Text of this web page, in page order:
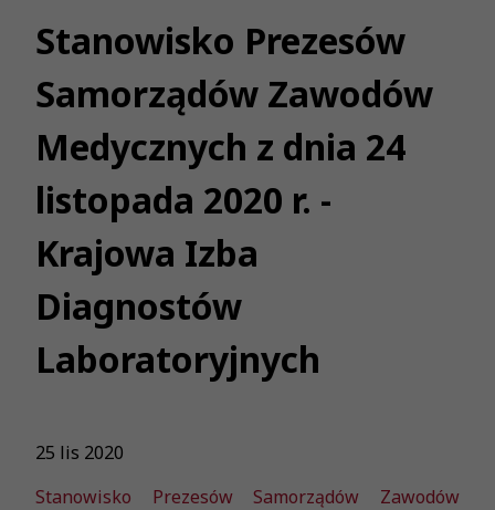
Stanowisko Prezesów
Samorządów Zawodów
Medycznych z dnia 24
listopada 2020 r. -
Krajowa Izba
Diagnostów
Laboratoryjnych
25 lis 2020
Stanowisko Prezesów Samorządów Zawodów